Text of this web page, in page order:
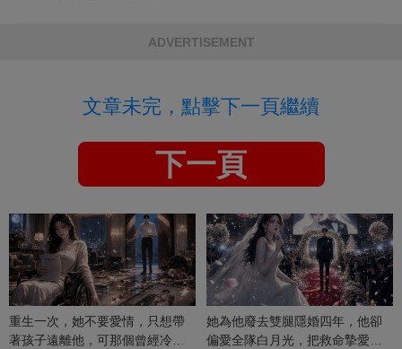
ADVERTISEMENT
文章未完，點擊下一頁繼續
下一頁
重生一次，她不要愛情，只想帶
著孩子遠離他，可那個曾經冷漠
她為他廢去雙腿隱婚四年，他卻
偏愛全隊白月光，把救命摯愛當